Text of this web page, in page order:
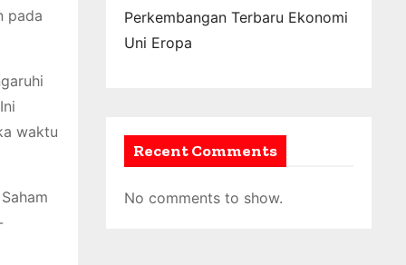
pada
waktu
Perkembangan Terbaru Ekonomi
Uni Eropa
Recent Comments
No comments to show.